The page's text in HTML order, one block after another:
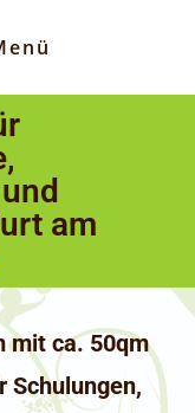
am
mit ca. 50qm
Schulungen,